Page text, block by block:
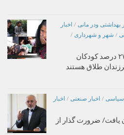
بهداشتی ودر مانی / اخبار
/ شهر و شهرداری /
در گفت‌وگو با ایرنا اعلام شد؛ ۲۷ درصد کودکان
طلاق هستند
سیاسی / اخبار صنعتی / اخبار
یافت/ ضرورت گذار از